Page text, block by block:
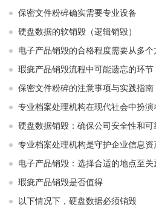
保密文件粉碎确实需要专业设备
硬盘数据的软销毁（逻辑销毁）
电子产品销毁的合格程度需要从多
瑕疵产品销毁流程中可能遗忘的环节
保密文件粉碎的注意事项与实践指南
专业档案处理机构在现代社会中扮
硬盘数据销毁：确保公司安全性和
专业档案处理机构是守护企业信息资
电子产品销毁：选择合适的地点至关
瑕疵产品销毁是否值得
以下情况下，硬盘数据必须销毁